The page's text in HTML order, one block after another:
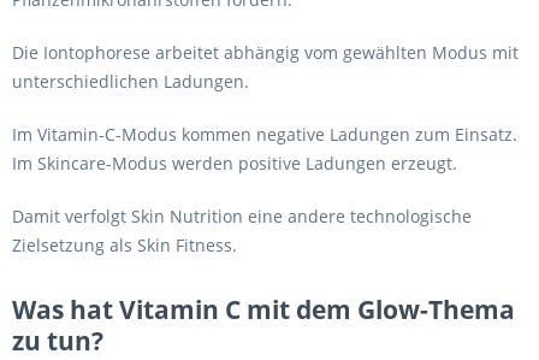
Die Iontophorese arbeitet abhängig vom gewählten Modus mit
unterschiedlichen Ladungen.
Im Vitamin-C-Modus kommen negative Ladungen zum Einsatz.
Im Skincare-Modus werden positive Ladungen erzeugt.
Damit verfolgt Skin Nutrition eine andere technologische
Zielsetzung als Skin Fitness.
Was hat Vitamin C mit dem Glow-Thema
zu tun?